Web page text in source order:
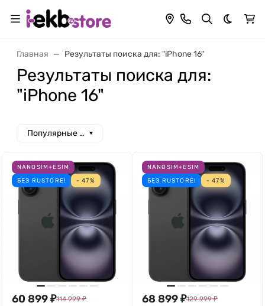
Темная
Главная Результаты поиска для: "iPhone 16"
Результаты поиска для:
"iPhone 16"
Популярные сначала
NANOSIM+ESIM
БЕЗ RUSTORE!
- 47%
60 899₽114 999 ₽
NANOSIM+ESIM
БЕЗ RUSTORE!
- 47%
68 899₽129 999 ₽